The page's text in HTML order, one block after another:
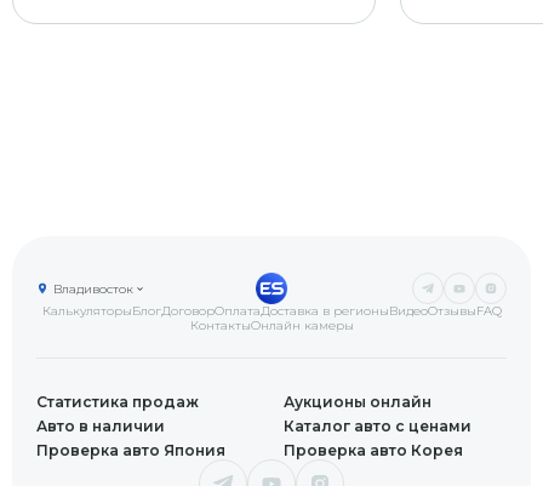
КалькуляторыБлогДоговорОплатаДоставка в регионыВидеоОтзывыFAQ
КонтактыОнлайн камеры
Владивосток
Статистика продаж
Аукционы онлайн
Авто в наличии
Каталог авто с ценами
Проверка авто Япония
Проверка авто Корея